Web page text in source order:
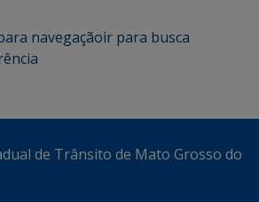
navegaçãoir para busca
de Trânsito de Mato Grosso do